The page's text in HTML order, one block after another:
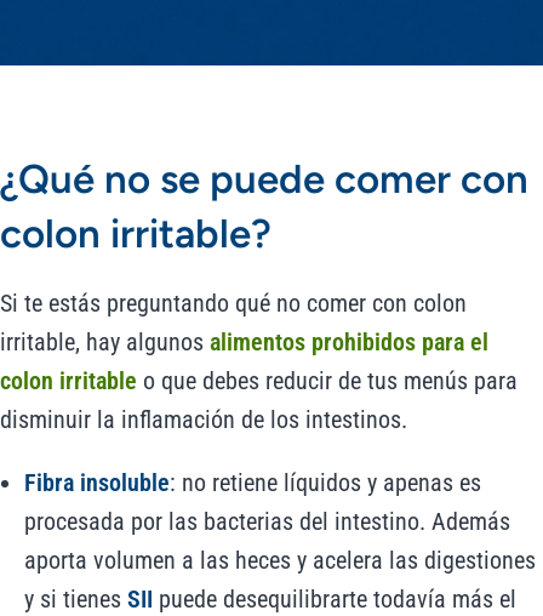
¿Qué no se puede comer con
colon irritable?
Si te estás preguntando qué no comer con colon
irritable, hay algunos alimentos prohibidos para el
colon irritable o que debes reducir de tus menús para
disminuir la inflamación de los intestinos.
Fibra insoluble: no retiene líquidos y apenas es
procesada por las bacterias del intestino. Además
aporta volumen a las heces y acelera las digestiones
y si tienes SII puede desequilibrarte todavía más el